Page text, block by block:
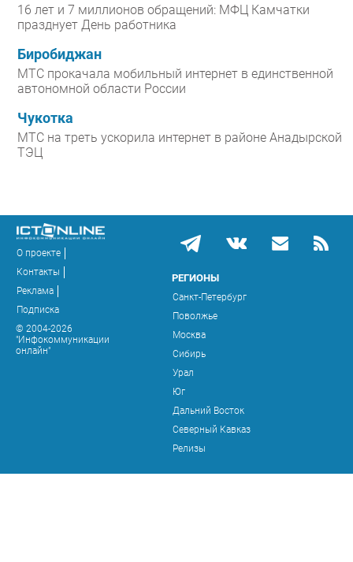
16 лет и 7 миллионов обращений: МФЦ Камчатки
празднует День работника
Биробиджан
МТС прокачала мобильный интернет в единственной
автономной области России
Чукотка
МТС на треть ускорила интернет в районе Анадырской
ТЭЦ
О проекте
Контакты
Реклама
Подписка
© 2004-2026
"Инфокоммуникации
онлайн"
РЕГИОНЫ
Санкт-Петербург
Поволжье
Москва
Сибирь
Урал
Юг
Дальний Восток
Северный Кавказ
Релизы